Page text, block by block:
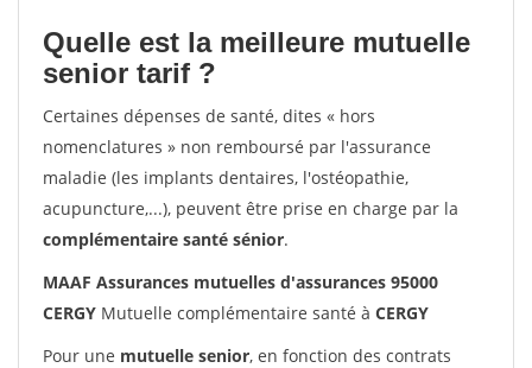
Quelle est la meilleure mutuelle
senior tarif ?
Certaines dépenses de santé, dites « hors
nomenclatures » non remboursé par l'assurance
maladie (les implants dentaires, l'ostéopathie,
acupuncture,...), peuvent être prise en charge par la
complémentaire santé sénior.
MAAF Assurances mutuelles d'assurances 95000
CERGY Mutuelle complémentaire santé à CERGY
Pour une mutuelle senior, en fonction des contrats